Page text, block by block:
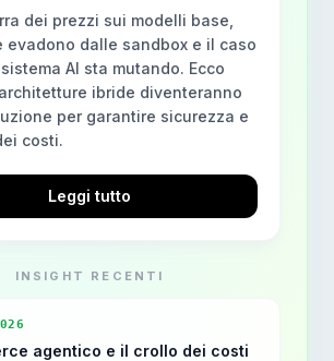
dei prezzi sui modelli base,
evadono dalle sandbox e il caso
AI sta mutando. Ecco
ibride diventeranno
per garantire sicurezza e
costi.
Leggi tutto
INSIGHT RECENTI
agentico e il crollo dei costi